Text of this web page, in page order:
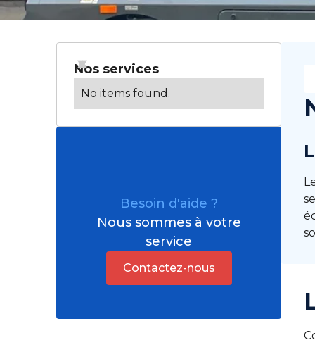
Nos services
No items found.
Besoin d'aide ?
Nous sommes à votre
service
Contactez-nous